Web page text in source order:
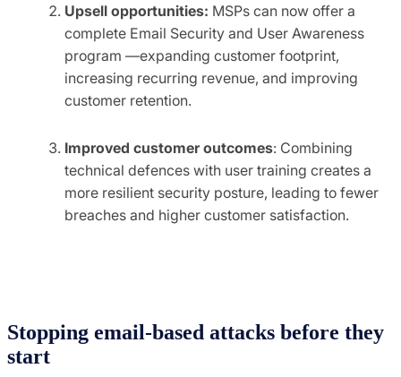
Upsell opportunities: MSPs can now offer a
complete Email Security and User Awareness
program —expanding customer footprint,
increasing recurring revenue, and improving
customer retention.
Improved customer outcomes​: Combining
technical defences with user training creates a
more resilient security posture, leading to fewer
breaches and higher customer satisfaction.​
Stopping email-based attacks before they
start